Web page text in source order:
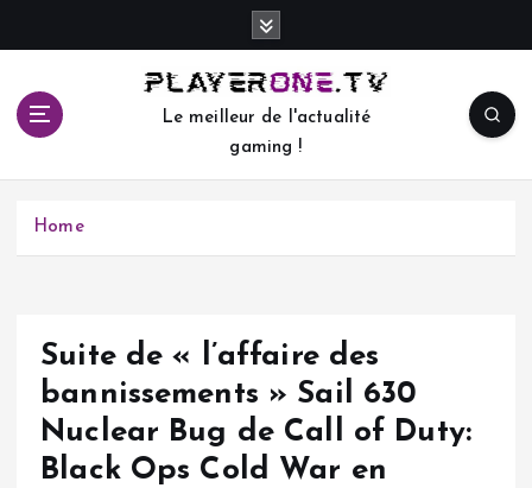
c
Le meilleur de l'actualité
gaming !
Home
Suite de « l’affaire des
bannissements » Sail 630
Nuclear Bug de Call of Duty:
Black Ops Cold War en